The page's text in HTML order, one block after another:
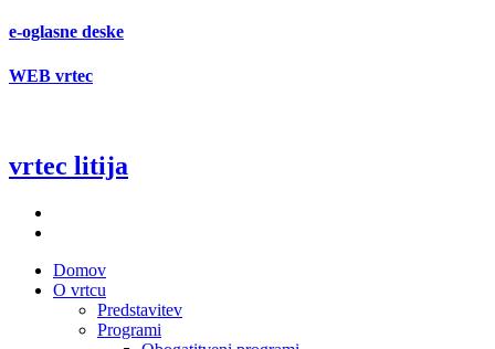
e-oglasne deske
WEB vrtec
vrtec litija
Domov
O vrtcu
Predstavitev
Programi